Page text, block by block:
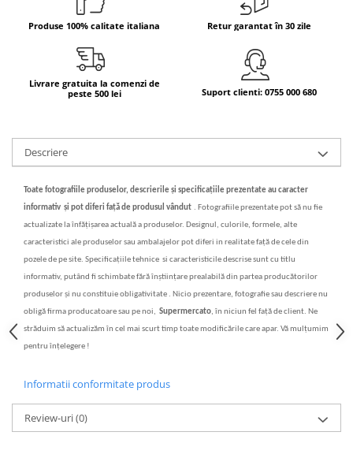
Bere italiana
Vinuri italiene
Bauturi aperitive, alcoolice
Apa italiana
Panettone cozonac italian,
Pandoro si Balocco
Produse fara gluten
Produse de panificatie
Produse de patiserie
Produse 100% calitate italiana Retur garantat în 30 zile
Livrare gratuita la comenzi de
peste 500 lei
Suport clienti: 0755 000 680
Descriere
Toate fotografiile produselor, descrierileși specificațiileprezentate au caracter
informativ și pot diferi fațăde produsul vândut . Fotografiile prezentate pot sănu fie
actualizate la înfățișarea actual ăa produselor. Designul, culorile, formele, alte
caracteristici ale produselor sau ambalajelor pot diferi in realitate fațăde cele din
pozele de pe site. Specificațiile tehnice si caracteristicile descrise sunt cu titlu
informativ, putând fi schimbate fărăînștiințare prealabil ădin partea producătorilor
produselorși nu constituie obligativitate . Nicio prezentare, fotografie sau descriere nu
obligăfirma producatoare sau pe noi, Supermercato, în niciun fel fațăde client. Ne
străduim să actualizăm în cel mai scurt timp toate modificările care apar. Vă mulțumim
pentru înțelegere !
Informatii conformitate produs
Review-uri(0)